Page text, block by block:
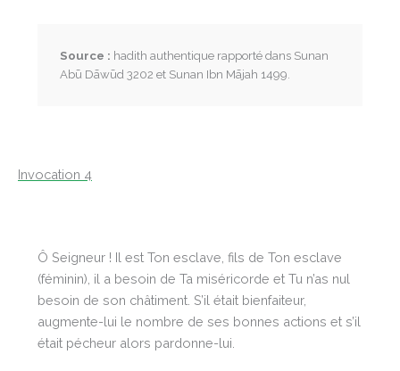
Source : hadith authentique rapporté dans Sunan
Abū Dāwūd 3202 et Sunan Ibn Mājah 1499.
Invocation 4
Ô Seigneur ! Il est Ton esclave, fils de Ton esclave
(féminin), il a besoin de Ta miséricorde et Tu n’as nul
besoin de son châtiment. S’il était bienfaiteur,
augmente-lui le nombre de ses bonnes actions et s’il
était pécheur alors pardonne-lui.